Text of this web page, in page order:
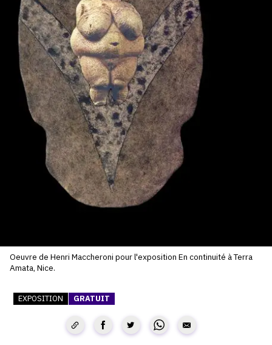
SERVICES
CRÉER SON CATALOGUE RAISONNÉ
ABONNEMENTS DÉDIÉS AUX GALERISTES
CRÉER SON SITE ARTISTE
CRÉER SON CATALOGUE D'EXPO
PUBLIER SES EXPOSITIONS
DEVENIR CONTRIBUTEUR
À PROPOS
CONTACT
CGV
Oeuvre de Henri Maccheroni pour l'exposition En continuité à Terra
Amata, Nice.
EXPOSITION GRATUIT